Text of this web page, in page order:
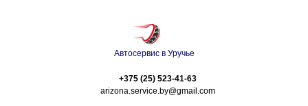
Автосервис в Уручье
+375 (25) 523-41-63
arizona.service.by@gmail.com